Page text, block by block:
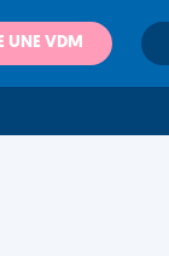
UNE VDM